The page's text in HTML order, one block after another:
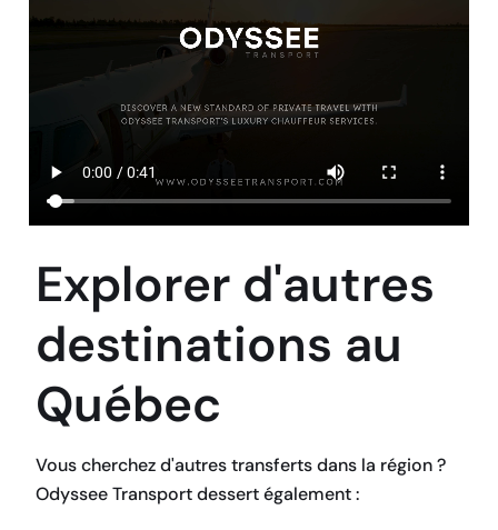
Explorer d'autres
destinations au
Québec
Vous cherchez d'autres transferts dans la région ?
Odyssee Transport dessert également :